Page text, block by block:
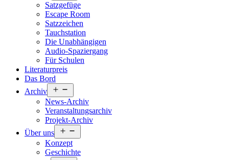
Satzgefüge
Escape Room
Satzzeichen
Tauchstation
Die Unabhängigen
Audio-Spaziergang
Für Schulen
Literaturpreis
Das Bord
Archiv
öffnen
News-Archiv
Veranstaltungsarchiv
Projekt-Archiv
Über uns
öffnen
Konzept
Geschichte